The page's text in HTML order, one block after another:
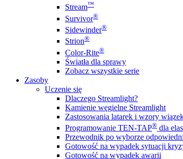
Stream™
Survivor®
Sidewinder®
Strion®
Color-Rite®
Światła dla sprawy
Zobacz wszystkie serie
Zasoby
Uczenie się
Dlaczego Streamlight?
Kamienie węgielne Streamlight
Zastosowania latarek i wzory
Programowanie TEN-TAP® dla
Przewodnik po wyborze
Gotowość na wypadek sytuacji
Gotowość na wypadek awarii